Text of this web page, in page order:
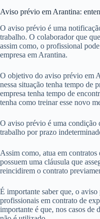
Aviso prévio em Arantina:
O aviso prévio é uma
trabalho. O colaborador que
assim como, o profissional
empresa em Arantina.
O objetivo do aviso prévio em
nessa situação tenha tempo de
empresa tenha tempo de
tenha como treinar esse novo
O aviso prévio é uma condição
trabalho por prazo
Assim como, atua em contratos
possuem uma cláusula que
reincidirem o contrato
É importante saber que, o
profissionais em contrato de
importante é que, nos casos de